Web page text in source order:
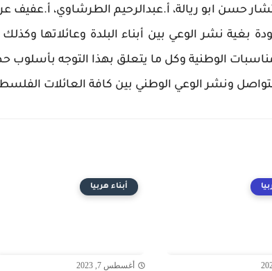
حسن ابو ريالة، أ.عبدالرحيم الطرشاوي، أ.عفيف
بغية نشر الوعي بين أبناء البلدة وعائلاتها
الوطنية وكل ما يتعلق بهذا التوجه بأسلوب
ونشر الوعي الوطني بين كافة العائلات
أبناء هربيا
أغسطس 7, 2023